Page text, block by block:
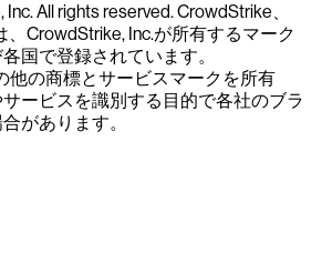
All rights reserved. CrowdStrike、
、CrowdStrike, Inc.が所有するマーク
国で登録されています。
他の商標とサービスマークを所有
ービスを識別する目的で各社のブラ
があります。